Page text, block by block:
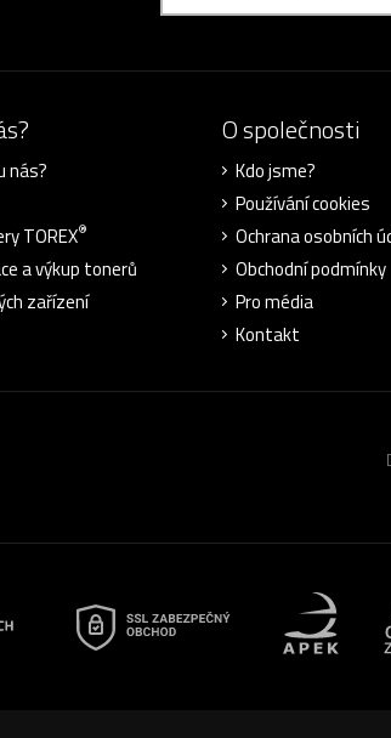
nás?
TOREX®
a výkup tonerů
zařízení
O společnosti
Kdo jsme?
Používání cookies
Ochrana osobních
Obchodní podmínky
Pro média
Kontakt